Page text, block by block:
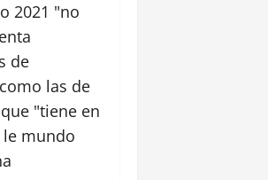
2021 "no
de
las de
"tiene en
mundo